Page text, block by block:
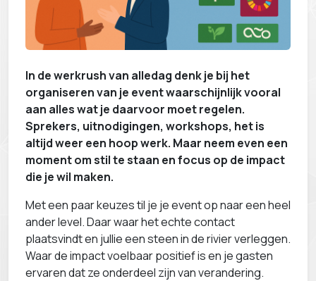
In de werkrush van alledag denk je bij het
organiseren van je event waarschijnlijk vooral
aan alles wat je daarvoor moet regelen.
Sprekers, uitnodigingen, workshops, het is
altijd weer een hoop werk. Maar neem even een
moment om stil te staan en focus op de impact
die je wil maken.
Met een paar keuzes til je je event op naar een heel
ander level. Daar waar het echte contact
plaatsvindt en jullie een steen in de rivier verleggen.
Waar de impact voelbaar positief is en je gasten
ervaren dat ze onderdeel zijn van verandering.